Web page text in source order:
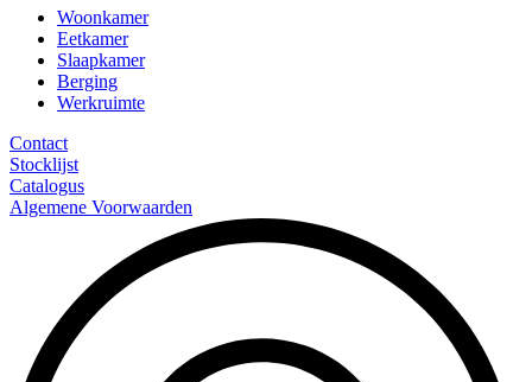
Woonkamer
Eetkamer
Slaapkamer
Berging
Werkruimte
Contact
Stocklijst
Catalogus
Algemene Voorwaarden